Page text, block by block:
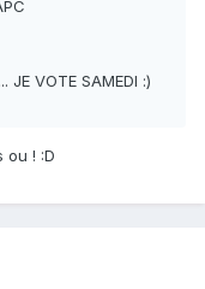
VOTE SAMEDI :)
ou ! :D